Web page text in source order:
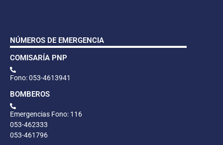
NÚMEROS DE EMERGENCIA
COMISARÍA PNP
Fono: 053-4613941
BOMBEROS
Emergencias Fono: 116
053-462333
053-461796